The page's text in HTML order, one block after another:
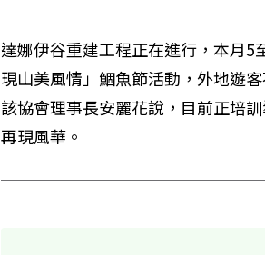
達娜伊谷重建工程正在進行，本月
現山美風情」鯝魚節活動，外地遊
該協會理事長安麗花說，目前正培
再現風華。